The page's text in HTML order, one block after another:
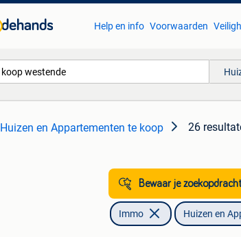
Help en info Voorwaarden
Huizen en Appartementen te koop 26
Bewaar je zoekopdracht
Immo Huizen en